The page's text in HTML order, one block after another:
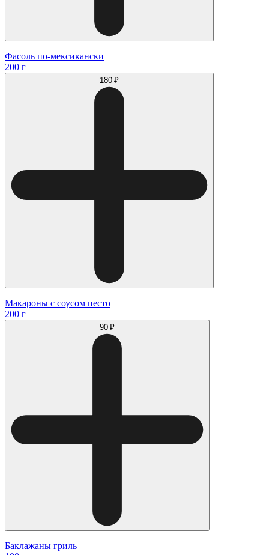
Фасоль по-мексикански
200 г
180 ₽
Макароны с соусом песто
200 г
90 ₽
Баклажаны гриль